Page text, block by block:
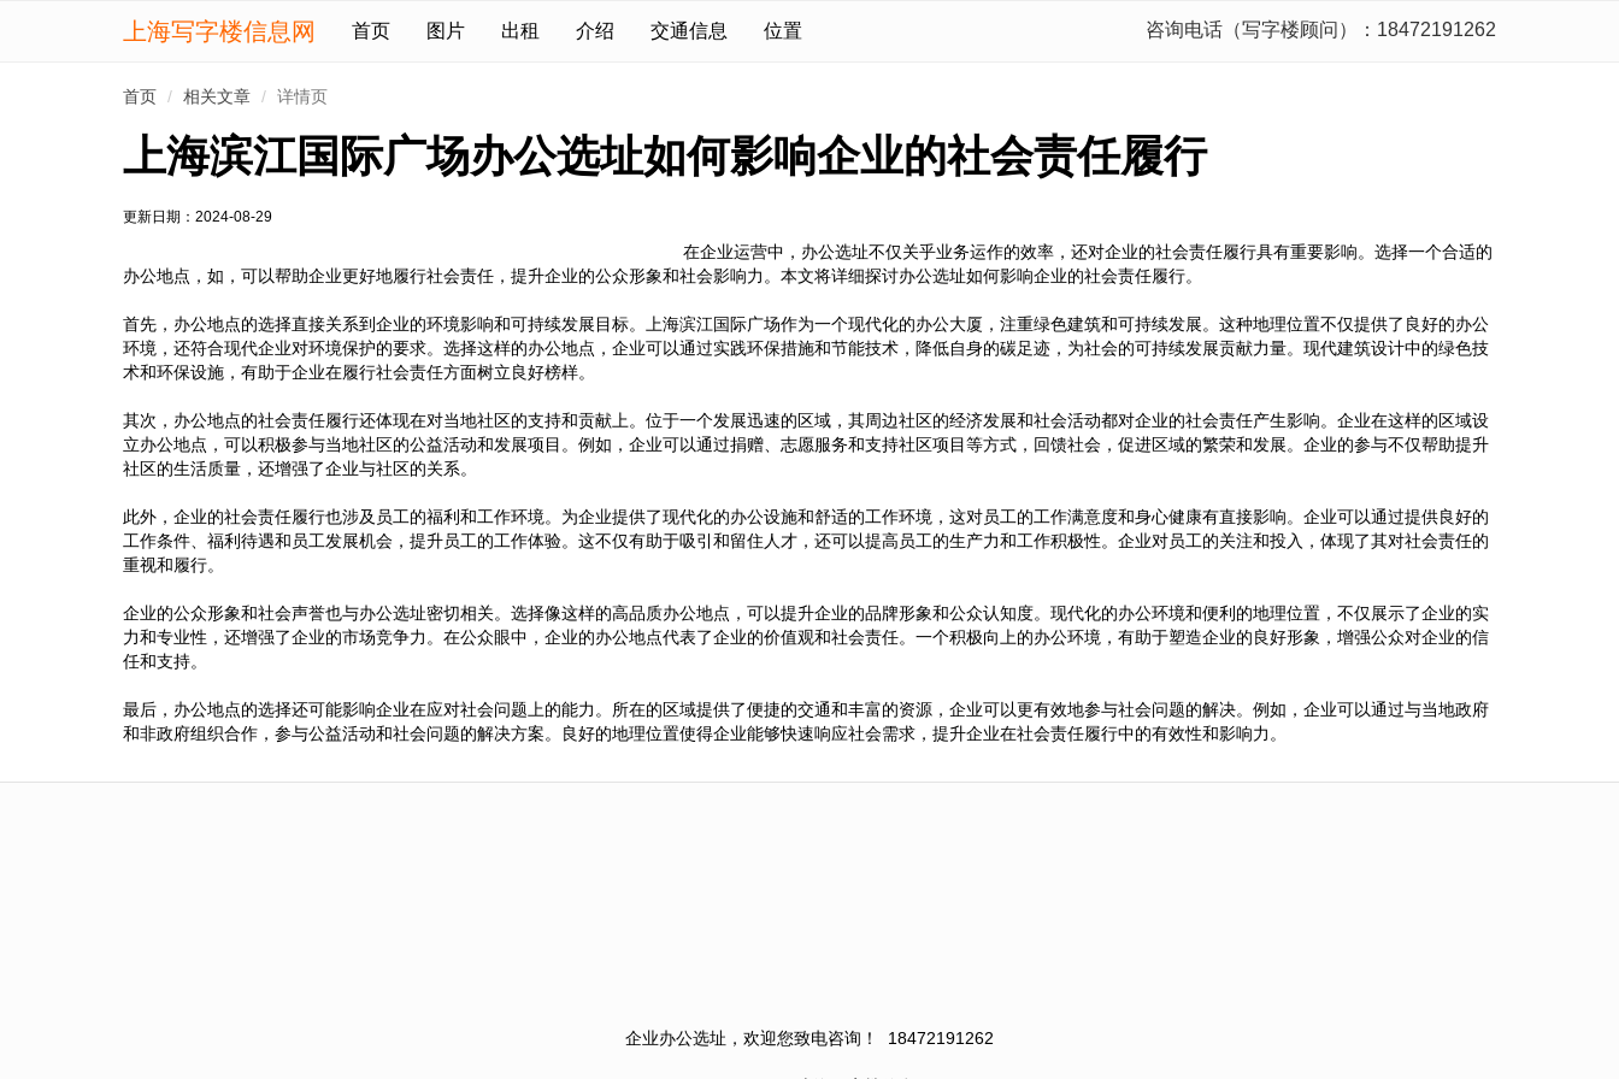
上海写字楼信息网 首页 图片 出租 介绍 交通信息 位置 咨询电话（写字楼顾问）：18472191262
首页 相关文章 详情页
上海滨江国际广场办公选址如何影响企业的社会责任履行
更新日期：2024-08-29
在企业运营中，办公选址不仅关乎业务运作的效率，还对企业的社会责任履行具有重要影响。选择一个合适的
办公地点，如，可以帮助企业更好地履行社会责任，提升企业的公众形象和社会影响力。本文将详细探讨办公选址如何影响企业的社会责任履行。
首先，办公地点的选择直接关系到企业的环境影响和可持续发展目标。上海滨江国际广场作为一个现代化的办公大厦，注重绿色建筑和可持续发展。这种地理位置不仅提供了良好的办公
环境，还符合现代企业对环境保护的要求。选择这样的办公地点，企业可以通过实践环保措施和节能技术，降低自身的碳足迹，为社会的可持续发展贡献力量。现代建筑设计中的绿色技
术和环保设施，有助于企业在履行社会责任方面树立良好榜样。
其次，办公地点的社会责任履行还体现在对当地社区的支持和贡献上。位于一个发展迅速的区域，其周边社区的经济发展和社会活动都对企业的社会责任产生影响。企业在这样的区域设
立办公地点，可以积极参与当地社区的公益活动和发展项目。例如，企业可以通过捐赠、志愿服务和支持社区项目等方式，回馈社会，促进区域的繁荣和发展。企业的参与不仅帮助提升
社区的生活质量，还增强了企业与社区的关系。
此外，企业的社会责任履行也涉及员工的福利和工作环境。为企业提供了现代化的办公设施和舒适的工作环境，这对员工的工作满意度和身心健康有直接影响。企业可以通过提供良好的
工作条件、福利待遇和员工发展机会，提升员工的工作体验。这不仅有助于吸引和留住人才，还可以提高员工的生产力和工作积极性。企业对员工的关注和投入，体现了其对社会责任的
重视和履行。
企业的公众形象和社会声誉也与办公选址密切相关。选择像这样的高品质办公地点，可以提升企业的品牌形象和公众认知度。现代化的办公环境和便利的地理位置，不仅展示了企业的实
力和专业性，还增强了企业的市场竞争力。在公众眼中，企业的办公地点代表了企业的价值观和社会责任。一个积极向上的办公环境，有助于塑造企业的良好形象，增强公众对企业的信
任和支持。
最后，办公地点的选择还可能影响企业在应对社会问题上的能力。所在的区域提供了便捷的交通和丰富的资源，企业可以更有效地参与社会问题的解决。例如，企业可以通过与当地政府
和非政府组织合作，参与公益活动和社会问题的解决方案。良好的地理位置使得企业能够快速响应社会需求，提升企业在社会责任履行中的有效性和影响力。
企业办公选址，欢迎您致电咨询！ 18472191262